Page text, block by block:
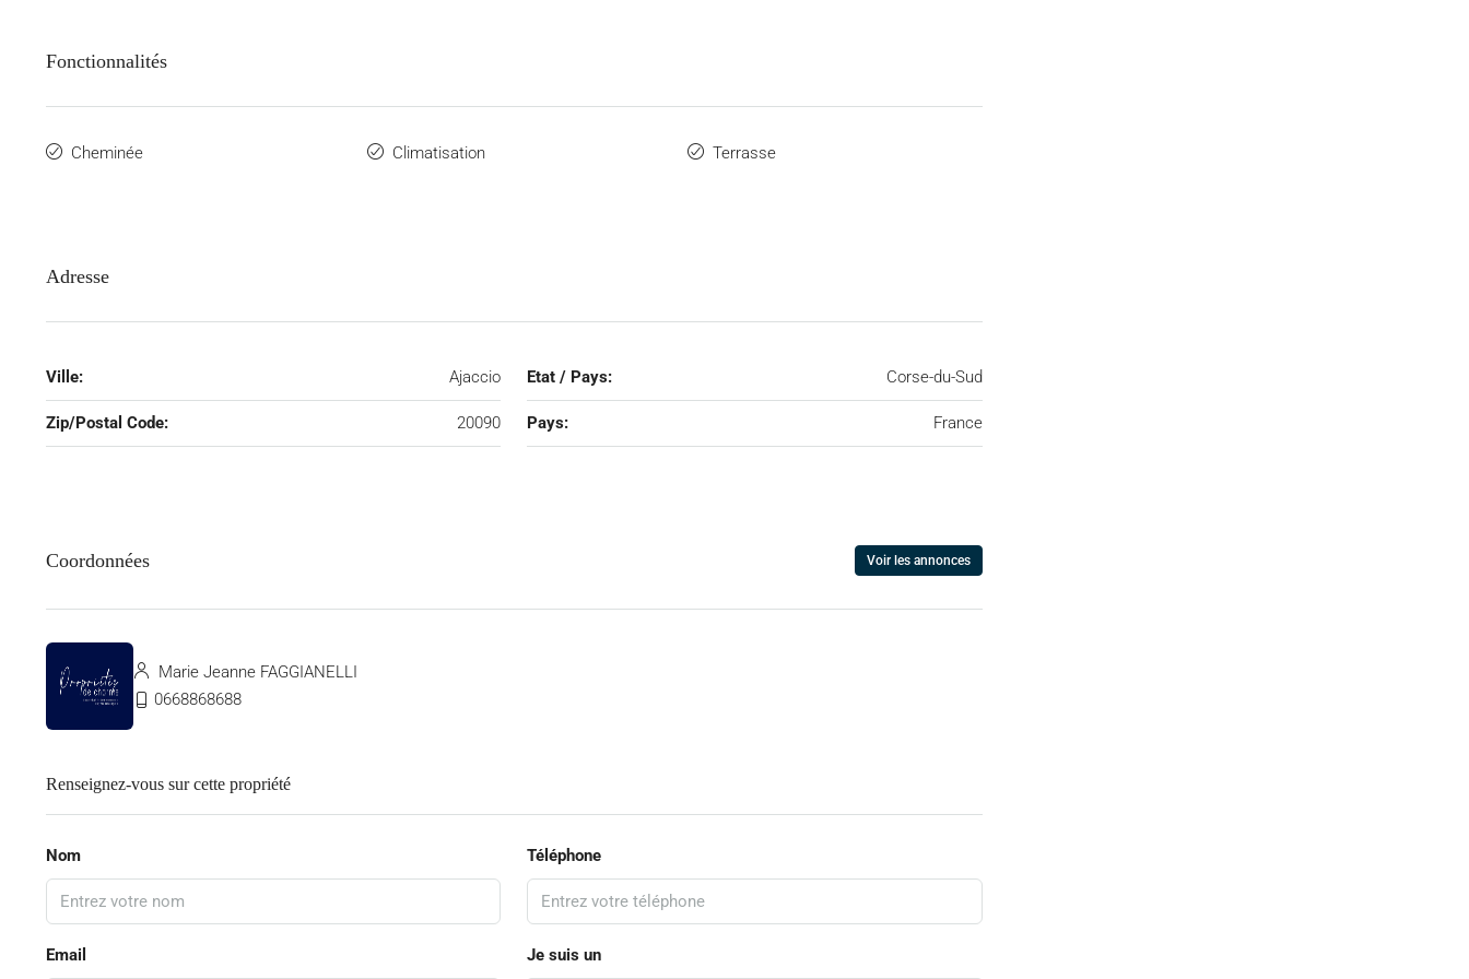
Fonctionnalités
Cheminée Climatisation Terrasse
Adresse
Ville: Ajaccio Etat / Pays: Corse-du-Sud
Zip/Postal Code: 20090 Pays: France
Coordonnées Voir les annonces
Marie Jeanne FAGGIANELLI
0668868688
Renseignez-vous sur cette propriété
Nom Téléphone
Email Je suis un